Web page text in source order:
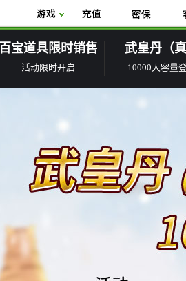
百宝道具限时销售
活动限时开启
武皇丹（
10000大容量